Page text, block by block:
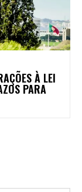
À LEI
PARA